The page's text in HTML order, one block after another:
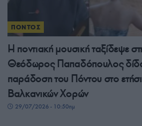
ΠΟΝΤΟΣ
Η ποντιακή μουσική ταξίδεψε
Θεόδωρος Παπαδόπουλος
παράδοση του Πόντου στο
Βαλκανικών Χορών
29/07/2026 - 10:50πμ